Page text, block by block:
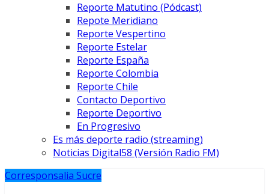
Reporte Matutino (Pódcast)
Repote Meridiano
Reporte Vespertino
Reporte Estelar
Reporte España
Reporte Colombia
Reporte Chile
Contacto Deportivo
Reporte Deportivo
En Progresivo
Es más deporte radio (streaming)
Noticias Digital58 (Versión Radio FM)
Corresponsalia Sucre